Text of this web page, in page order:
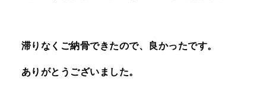
滞りなくご納骨できたので、良かったです。
ありがとうございました。